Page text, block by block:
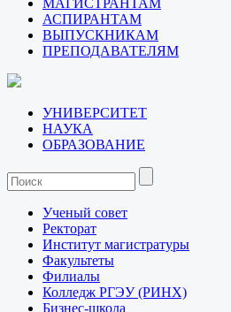
МАГИСТРАНТАМ
АСПИРАНТАМ
ВЫПУСКНИКАМ
ПРЕПОДАВАТЕЛЯМ
УНИВЕРСИТЕТ
НАУКА
ОБРАЗОВАНИЕ
Ученый совет
Ректорат
Институт магистратуры
Факультеты
Филиалы
Колледж РГЭУ (РИНХ)
Бизнес-школа